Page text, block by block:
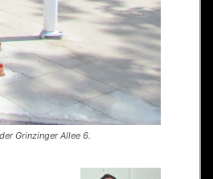
Grinzinger Allee 6.